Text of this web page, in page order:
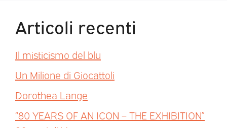
Articoli recenti
Il misticismo del blu
Un Milione di Giocattoli
Dorothea Lange
“80 YEARS OF AN ICON – THE EXHIBITION”